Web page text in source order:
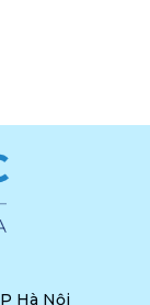
Hà Nội